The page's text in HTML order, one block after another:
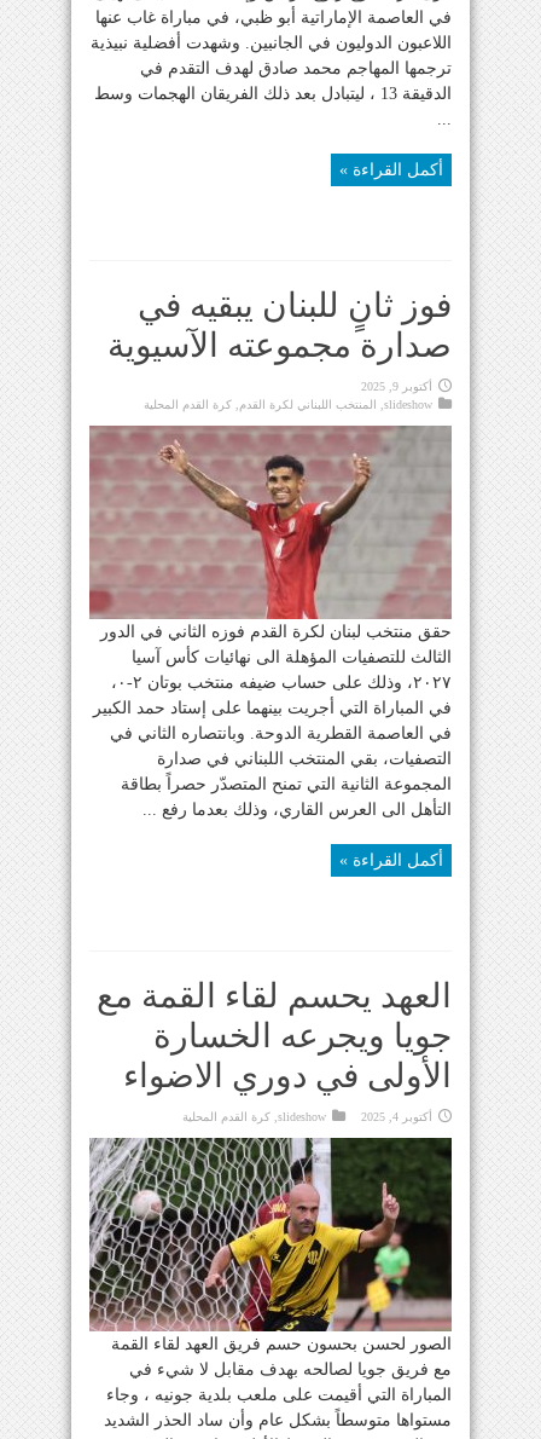
في العاصمة الإماراتية أبو ظبي، في مباراة غاب عنها
اللاعبون الدوليون في الجانبين. وشهدت أفضلية نبيذية
ترجمها المهاجم محمد صادق لهدف التقدم في
الدقيقة 13 ، ليتبادل بعد ذلك الفريقان الهجمات وسط
...
أكمل القراءة »
فوز ثانٍ للبنان يبقيه في
صدارة مجموعته الآسيوية
أكتوبر 9, 2025
slideshow
المنتخب اللبناني لكرة القدم كرة القدم المحلية
حقق منتخب لبنان لكرة القدم فوزه الثاني في الدور
الثالث للتصفيات المؤهلة الى نهائيات كأس آسيا
٢٠٢٧، وذلك على حساب ضيفه منتخب بوتان ٢-٠،
في المباراة التي أجريت بينهما على إستاد حمد الكبير
في العاصمة القطرية الدوحة. وبانتصاره الثاني في
التصفيات، بقي المنتخب اللبناني في صدارة
المجموعة الثانية التي تمنح المتصدّر حصراً بطاقة
التأهل الى العرس القاري، وذلك بعدما رفع ...
أكمل القراءة »
العهد يحسم لقاء القمة مع
جويا ويجرعه الخسارة
الأولى في دوري الاضواء
أكتوبر 4, 2025 slideshow كرة القدم المحلية
الصور لحسن بحسون حسم فريق العهد لقاء القمة
مع فريق جويا لصالحه بهدف مقابل لا شيء في
المباراة التي أقيمت على ملعب بلدية جونيه ، وجاء
مستواها متوسطاً بشكل عام وأن ساد الحذر الشديد